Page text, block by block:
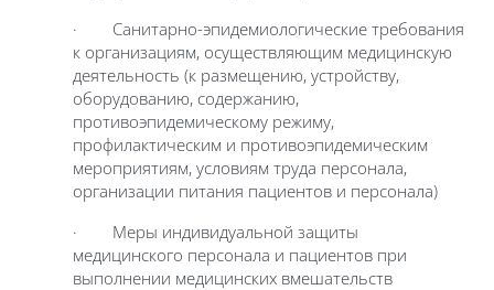
· Санитарно-эпидемиологические требования
к организациям, осуществляющим медицинскую
деятельность (к размещению, устройству,
оборудованию, содержанию,
противоэпидемическому режиму,
профилактическим и противоэпидемическим
мероприятиям, условиям труда персонала,
организации питания пациентов и персонала)
· Меры индивидуальной защиты
медицинского персонала и пациентов при
выполнении медицинских вмешательств